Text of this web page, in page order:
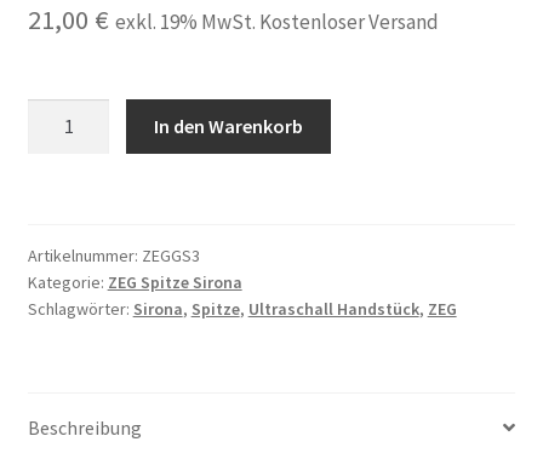
21,00 € exkl. 19% MwSt. Kostenloser Versand
für
Sirona
Sirosonic
Ultraschall
In den Warenkorb
Artikelnummer: ZEGGS3
Kategorie: ZEG Spitze Sirona
Schlagwörter: Sirona, Spitze, Ultraschall Handstück, ZEG
Beschreibung